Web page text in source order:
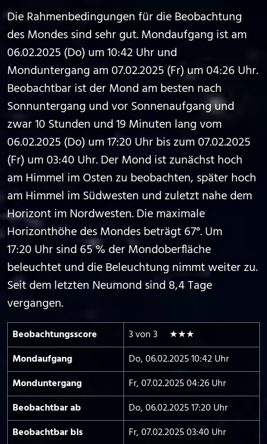
Die Rahmenbedingungen für die Beobachtung
des Mondes sind sehr gut. Mondaufgang ist am
06.02.2025 (Do) um 10:42 Uhr und
Monduntergang am 07.02.2025 (Fr) um 04:26 Uhr.
Beobachtbar ist der Mond am besten nach
Sonnuntergang und vor Sonnenaufgang und
zwar 10 Stunden und 19 Minuten lang vom
06.02.2025 (Do) um 17:20 Uhr bis zum 07.02.2025
(Fr) um 03:40 Uhr. Der Mond ist zunächst hoch
am Himmel im Osten zu beobachten, später hoch
am Himmel im Südwesten und zuletzt nahe dem
Horizont im Nordwesten. Die maximale
Horizonthöhe des Mondes beträgt 67°. Um
17:20 Uhr sind 65 % der Mondoberfläche
beleuchtet und die Beleuchtung nimmt weiter zu.
Seit dem letzten Neumond sind 8,4 Tage
vergangen.
Beobachtungs­score
3 von 3 ★★★
Mond­aufgang
Do, 06.02.2025 10:42 Uhr
Mond­untergang
Fr, 07.02.2025 04:26 Uhr
Beobachtbar ab
Do, 06.02.2025 17:20 Uhr
Beobachtbar bis
Fr, 07.02.2025 03:40 Uhr